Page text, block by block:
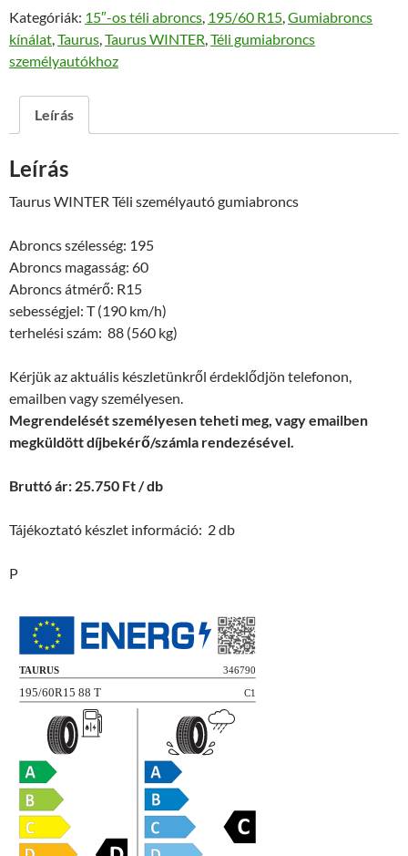
Kategóriák: 15″-os téli abroncs, 195/60 R15,Gumiabroncs
kínálat,Taurus,Taurus WINTER,Téli gumiabroncs
személyautókhoz
Leírás
Leírás
Taurus WINTER Téli személyautó gumiabroncs
Abroncs szélesség: 195
Abroncs magasság: 60
Abroncs átmérő: R15
sebességjel: T (190 km/h)
terhelési szám: 88 (560 kg)
Kérjük az aktuális készletünkről érdeklődjön telefonon,
emailben vagy személyesen.
Megrendelését személyesen teheti meg, vagy emailben
megküldött díjbekérő/számla rendezésével.
Bruttó ár: 25.750 Ft / db
Tájékoztató készlet információ: 2 db
P